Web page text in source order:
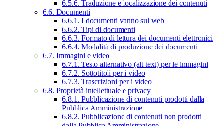
6.5.6. Traduzione e localizzazione dei contenuti
6.6. Documenti
6.6.1. I documenti vanno sul web
6.6.2. Tipi di documenti
6.6.3. Formato di lettura dei documenti elettronici
6.6.4. Modalità di produzione dei documenti
6.7. Immagini e video
6.7.1. Testo alternativo (alt text) per le immagini
6.7.2. Sottotitoli per i video
6.7.3. Trascrizioni per i video
6.8. Proprietà intellettuale e privacy
6.8.1. Pubblicazione di contenuti prodotti dalla
Pubblica Amministrazione
6.8.2. Pubblicazione di contenuti non prodotti